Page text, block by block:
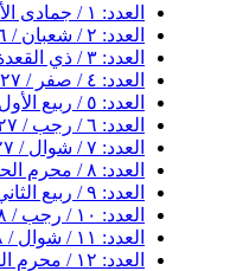
العدد: ١ / جمادى الأولى / ١٤٢٦ هـ
العدد: ٢ / شعبان / ١٤٢٦ هـ
العدد: ٣ / ذي القعدة / ١٤٢٦ هـ
العدد: ٤ / صفر / ١٤٢٧ هـ
العدد: ٥ / ربيع الأول / ١٤٢٧ هـ
العدد: ٦ / رجب / ١٤٢٧ هـ
العدد: ٧ / شوال / ١٤٢٧ هـ
العدد: ٨ / محرم الحرام / ١٤٢٨ هـ
العدد: ٩ / ربيع الثاني / ١٤٢٨ هـ
العدد: ١٠ / رجب / ١٤٢٨ هـ
العدد: ١١ / شوال / ١٤٢٨ هـ
العدد: ١٢ / محرم الحرام / ١٤٢٩ هـ